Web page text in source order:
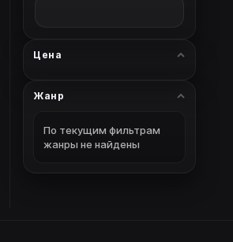
Цена
Жанр
По текущим фильтрам
жанры не найдены